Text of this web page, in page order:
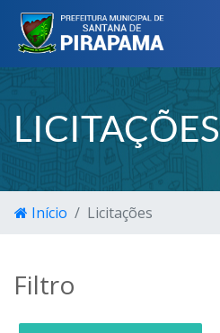
LICITAÇÕES
Início Licitações
Filtro